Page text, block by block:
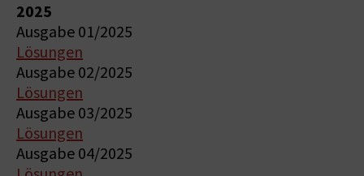
2025
Ausgabe 01/2025
Lösungen
Ausgabe 02/2025
Lösungen
Ausgabe 03/2025
Lösungen
Ausgabe 04/2025